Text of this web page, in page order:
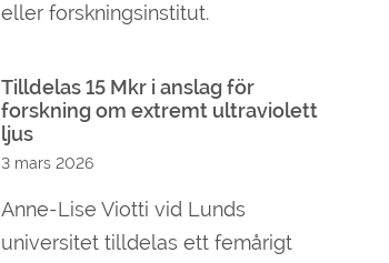
eller forskningsinstitut.
Tilldelas 15 Mkr i anslag för
forskning om extremt ultraviolett
ljus
3 mars 2026
Anne-Lise Viotti vid Lunds
universitet tilldelas ett femårigt